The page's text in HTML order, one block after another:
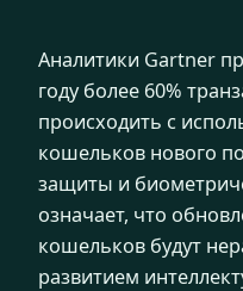
Аналитики Gartner
году более 60%
происходить с
кошельков нового
защиты и
означает, что
кошельков будут
развитием